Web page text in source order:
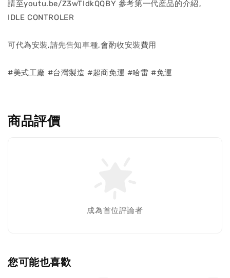
請至youtu.be/Z3wTIdkQQBY 參考第一代産品的介紹。
IDLE CONTROLER
可代為安裝,請先告知車種,會酌收安裝費用
#美式工廠 #台灣製造 #超商免運 #哈雷 #免運
商品評價
成為首位評論者
您可能也喜歡